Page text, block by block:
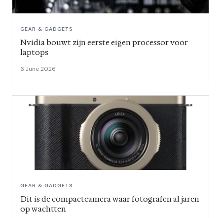
GEAR & GADGETS
Nvidia bouwt zijn eerste eigen processor voor
laptops
6 June 2026
GEAR & GADGETS
Dit is de compactcamera waar fotografen al jaren
op wachtten